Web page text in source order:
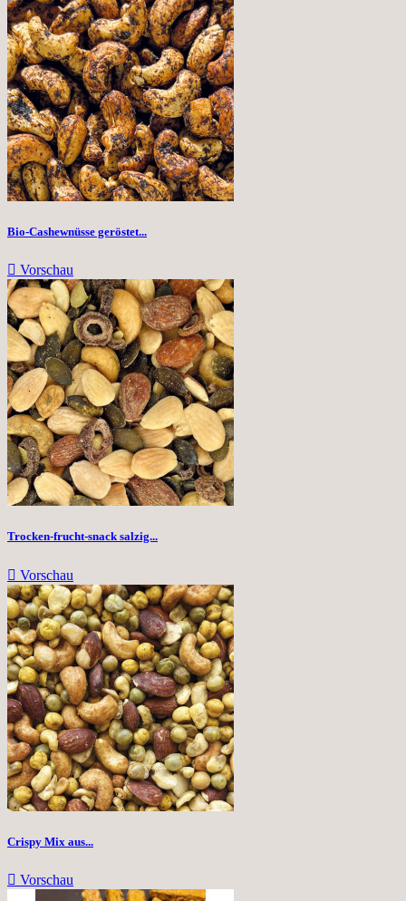
Bio-Cashewnüsse geröstet...
 Vorschau
Trocken-frucht-snack salzig...
 Vorschau
Crispy Mix aus...
 Vorschau